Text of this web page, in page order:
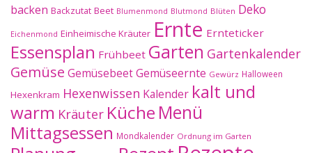
backen Backzutat Beet Blumenmond Blutmond Blüten Deko
Eichenmond Einheimische Kräuter Ernte Ernteticker
Essensplan Frühbeet Garten Gartenkalender
Gemüse GemüsebeetGemüseernte Gewürz Halloween
Hexenkram Hexenwissen Kalender kalt und
warm Kräuter Küche Menü
Mittagsessen Mondkalender Ordnung im Garten